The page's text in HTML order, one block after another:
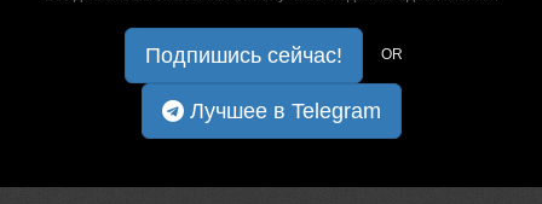
Подпишись сейчас! OR
Лучшее в Telegram